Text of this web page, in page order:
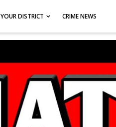
YOUR DISTRICT CRIME NEWS